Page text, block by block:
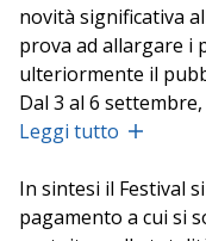
novità significativa
prova ad allargare i
ulteriormente il
Dal 3 al 6
Luigi Ferrauto
illustrata e
Mantova, facendo
Leggi tutto
In sintesi il Festival
pagamento a cui si